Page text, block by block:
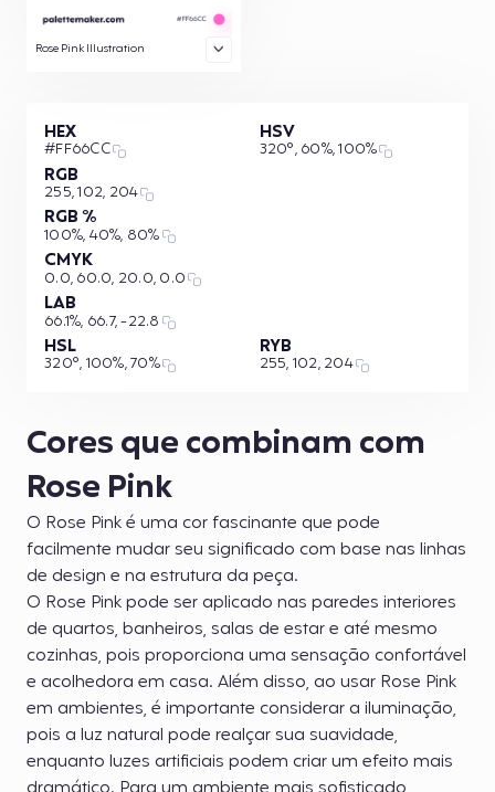
Rose Pink Illustration
Cores que combinam com
Rose Pink
O Rose Pink é uma cor fascinante que pode
facilmente mudar seu significado com base nas linhas
de design e na estrutura da peça.
O Rose Pink pode ser aplicado nas paredes interiores
de quartos, banheiros, salas de estar e até mesmo
cozinhas, pois proporciona uma sensação confortável
e acolhedora em casa. Além disso, ao usar Rose Pink
em ambientes, é importante considerar a iluminação,
pois a luz natural pode realçar sua suavidade,
enquanto luzes artificiais podem criar um efeito mais
HEX
#FF66CC
RGB
255, 102, 204
RGB %
100%, 40%, 80%
CMYK
0.0, 60.0, 20.0, 0.0
LAB
66.1%, 66.7, -22.8
HSL
320°, 100%, 70%
HSV
320°, 60%, 100%
RYB
255, 102, 204